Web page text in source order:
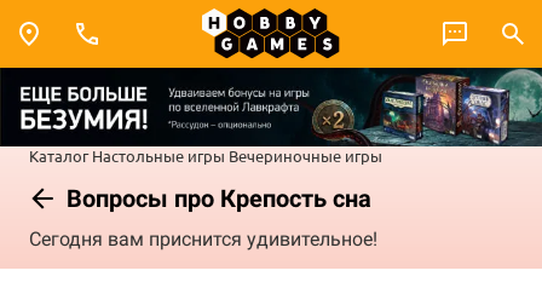
Каталог Настольные игры Вечериночные игры
Вопросы про Крепость сна
Сегодня вам приснится удивительное!